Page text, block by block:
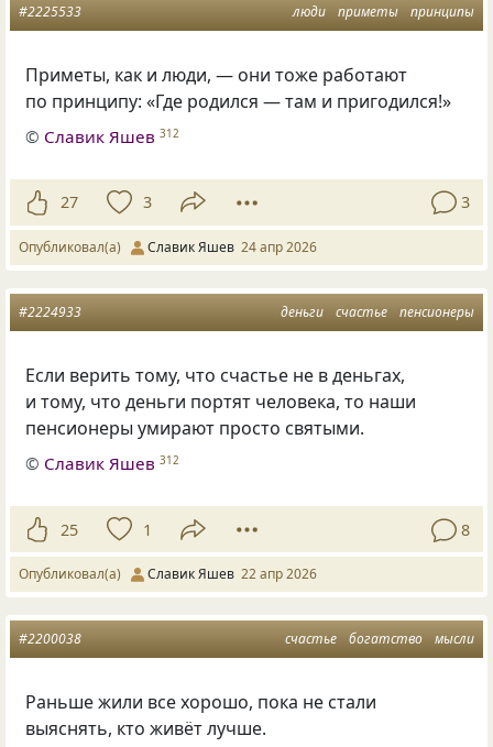
люди приметы принципы
#2225533
Приметы, как и люди, — они тоже работают
по принципу: «Где родился — там и пригодился!»
© Славик Яшев 312
27 3 3
Опубликовал(а) Славик Яшев 24 апр 2026
деньги счастье пенсионеры
#2224933
Если верить тому, что счастье не в деньгах,
и тому, что деньги портят человека, то наши
пенсионеры умирают просто святыми.
© Славик Яшев 312
25 1 8
Опубликовал(а) Славик Яшев 22 апр 2026
счастье богатство мысли
#2200038
Раньше жили все хорошо, пока не стали
выяснять, кто живёт лучше.